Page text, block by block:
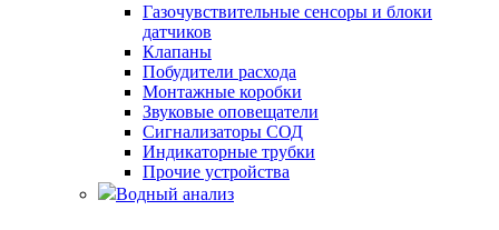
Газочувствительные сенсоры и блоки
датчиков
Клапаны
Побудители расхода
Монтажные коробки
Звуковые оповещатели
Сигнализаторы СОД
Индикаторные трубки
Прочие устройства
Водный анализ